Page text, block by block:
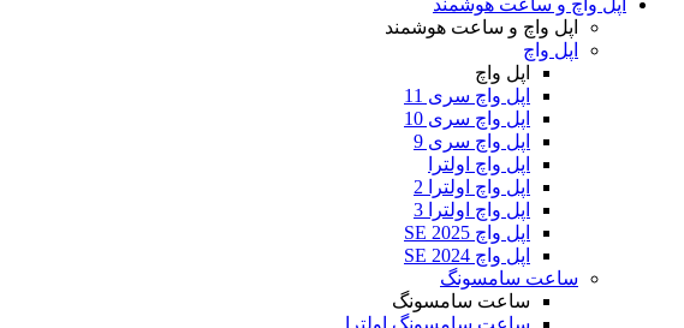
اپل واچ و ساعت هوشمند
اپل واچ و ساعت هوشمند
اپل واچ
اپل واچ
اپل واچ سری 11
اپل واچ سری 10
اپل واچ سری 9
اپل واچ اولترا
اپل واچ اولترا 2
اپل واچ اولترا 3
اپل واچ SE 2025
اپل واچ SE 2024
ساعت سامسونگ
ساعت سامسونگ